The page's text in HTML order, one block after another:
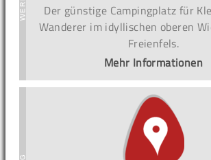
Der günstige Campingplatz für
Wanderer im idyllischen oberen
Freienfels.
Mehr Informationen